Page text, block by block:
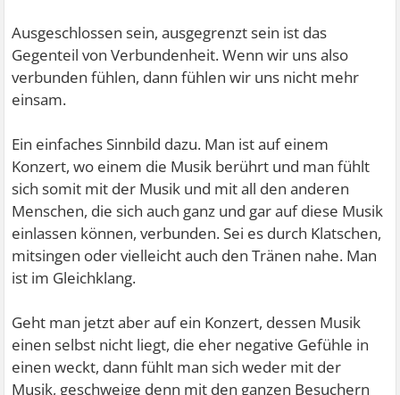
Ausgeschlossen sein, ausgegrenzt sein ist das
Gegenteil von Verbundenheit. Wenn wir uns also
verbunden fühlen, dann fühlen wir uns nicht mehr
einsam.
Ein einfaches Sinnbild dazu. Man ist auf einem
Konzert, wo einem die Musik berührt und man fühlt
sich somit mit der Musik und mit all den anderen
Menschen, die sich auch ganz und gar auf diese Musik
einlassen können, verbunden. Sei es durch Klatschen,
mitsingen oder vielleicht auch den Tränen nahe. Man
ist im Gleichklang.
Geht man jetzt aber auf ein Konzert, dessen Musik
einen selbst nicht liegt, die eher negative Gefühle in
einen weckt, dann fühlt man sich weder mit der
Musik, geschweige denn mit den ganzen Besuchern